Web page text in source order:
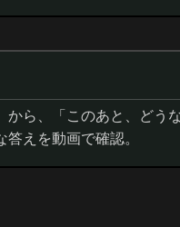
から、「このあと、どう
えを動画で確認。